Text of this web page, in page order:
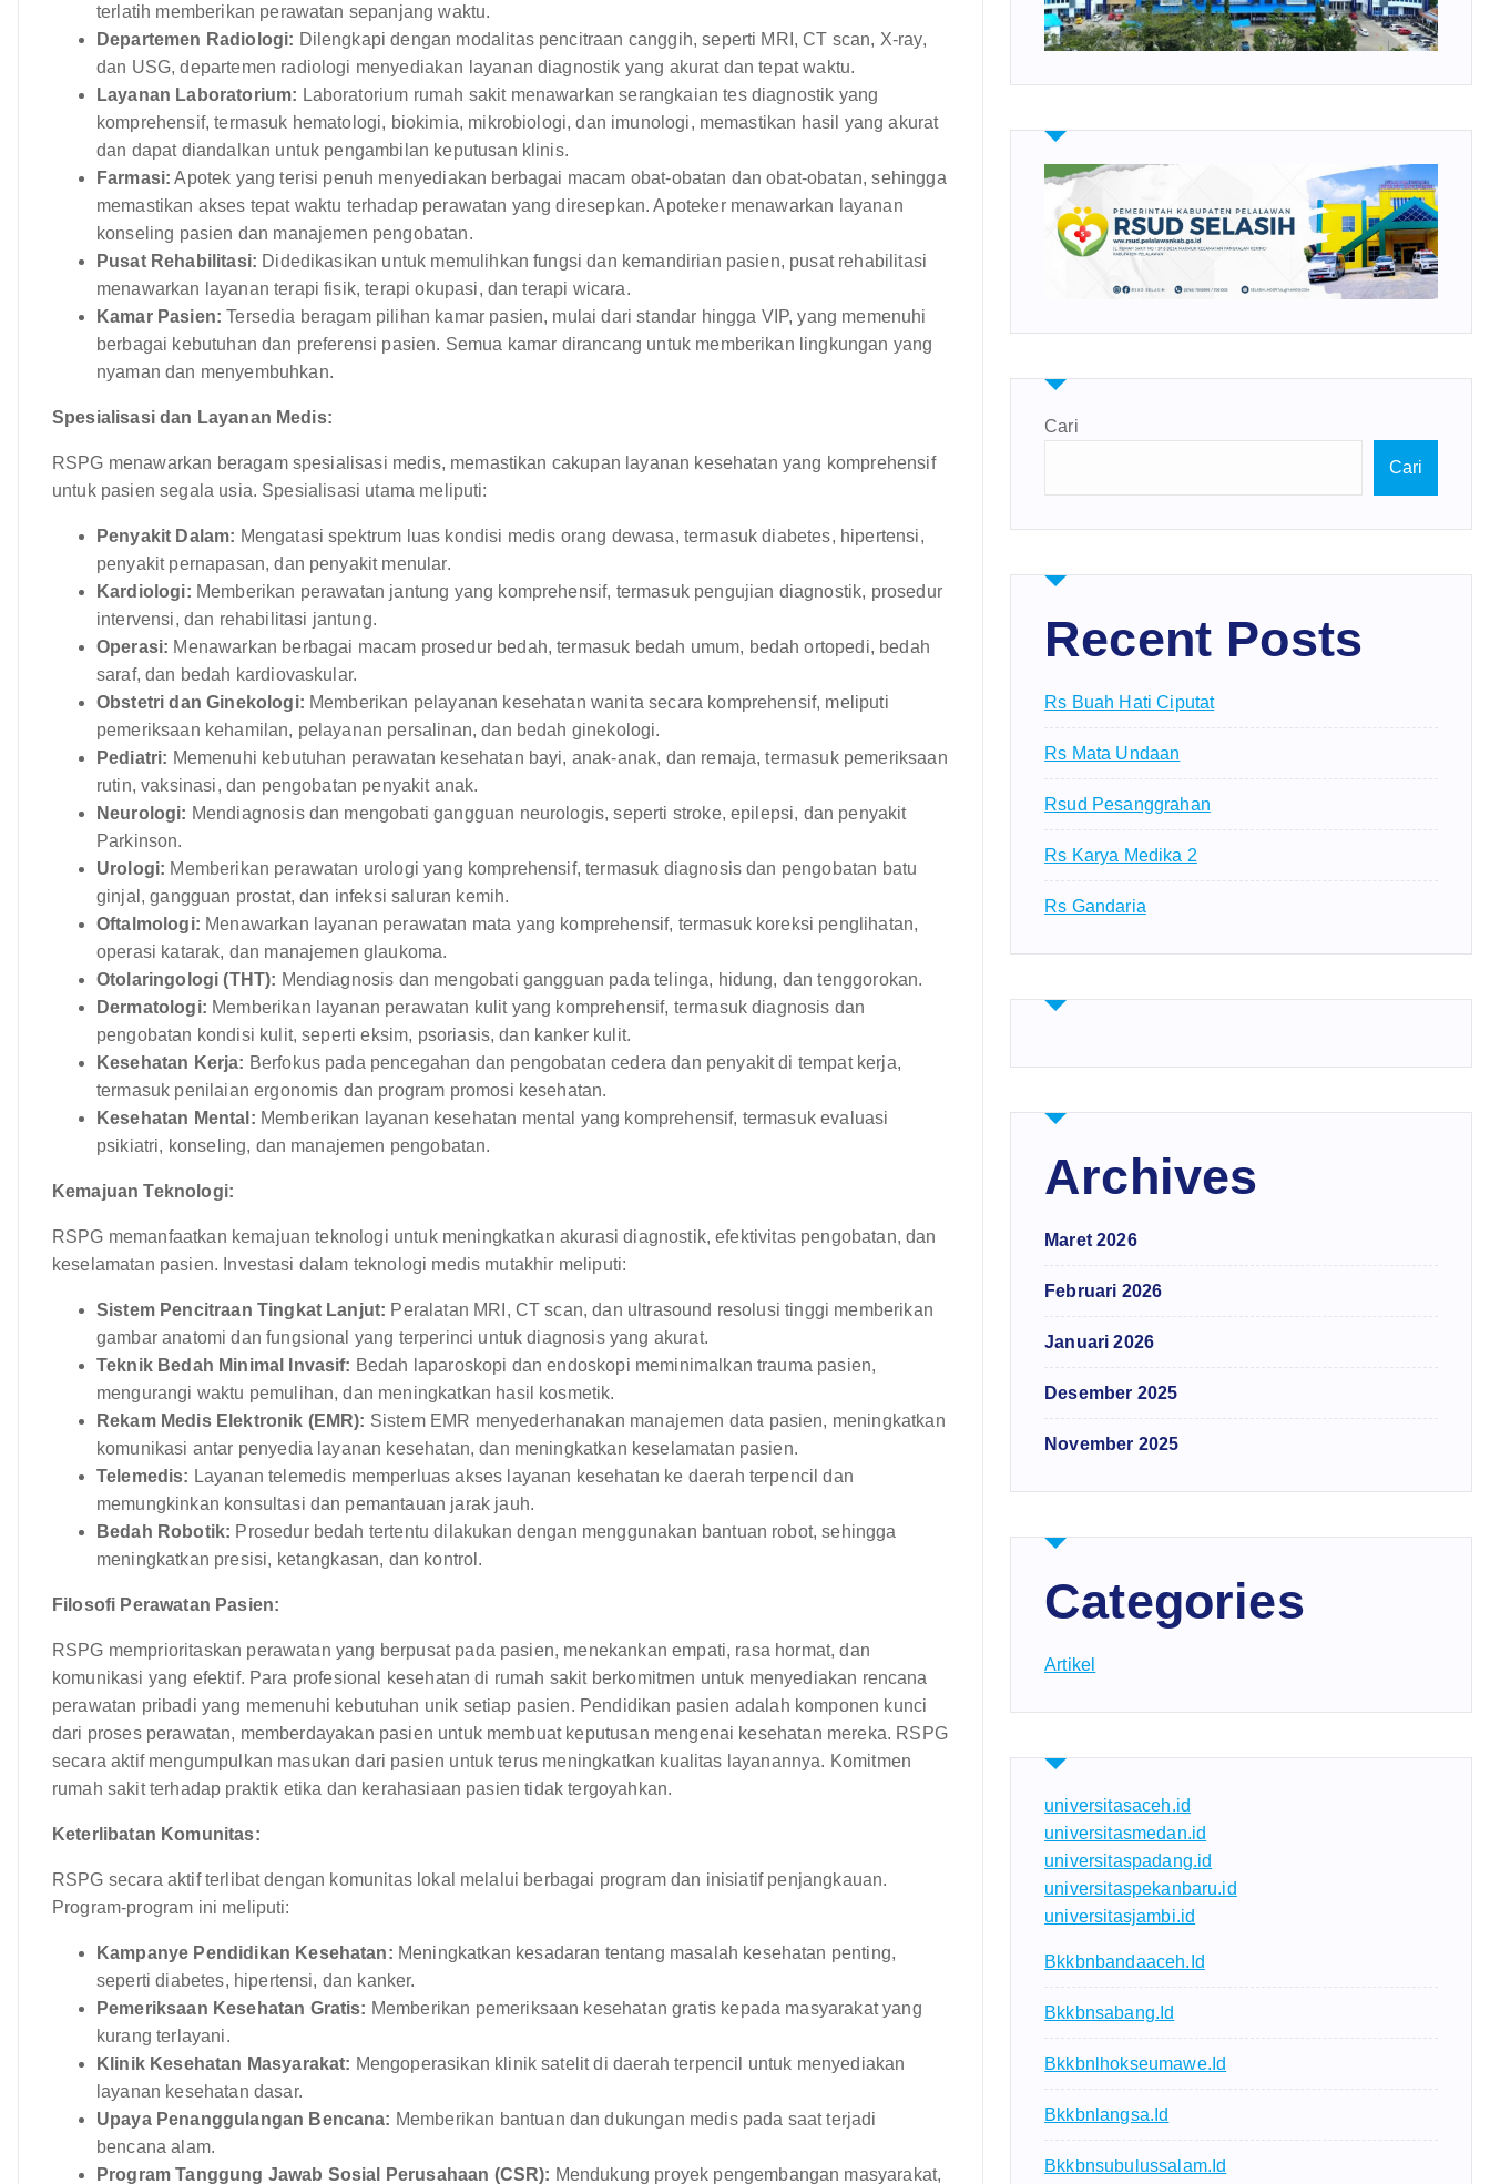
terlatih memberikan perawatan sepanjang waktu.
Departemen Radiologi: Dilengkapi dengan modalitas pencitraan canggih, seperti MRI, CT scan, X-ray,
dan USG, departemen radiologi menyediakan layanan diagnostik yang akurat dan tepat waktu.
Layanan Laboratorium: Laboratorium rumah sakit menawarkan serangkaian tes diagnostik yang
komprehensif, termasuk hematologi, biokimia, mikrobiologi, dan imunologi, memastikan hasil yang akurat
dan dapat diandalkan untuk pengambilan keputusan klinis.
Farmasi: Apotek yang terisi penuh menyediakan berbagai macam obat-obatan dan obat-obatan, sehingga
memastikan akses tepat waktu terhadap perawatan yang diresepkan. Apoteker menawarkan layanan
konseling pasien dan manajemen pengobatan.
Pusat Rehabilitasi: Didedikasikan untuk memulihkan fungsi dan kemandirian pasien, pusat rehabilitasi
menawarkan layanan terapi fisik, terapi okupasi, dan terapi wicara.
Kamar Pasien: Tersedia beragam pilihan kamar pasien, mulai dari standar hingga VIP, yang memenuhi
berbagai kebutuhan dan preferensi pasien. Semua kamar dirancang untuk memberikan lingkungan yang
nyaman dan menyembuhkan.
Spesialisasi dan Layanan Medis:
RSPG menawarkan beragam spesialisasi medis, memastikan cakupan layanan kesehatan yang komprehensif
untuk pasien segala usia. Spesialisasi utama meliputi:
Penyakit Dalam: Mengatasi spektrum luas kondisi medis orang dewasa, termasuk diabetes, hipertensi,
penyakit pernapasan, dan penyakit menular.
Kardiologi: Memberikan perawatan jantung yang komprehensif, termasuk pengujian diagnostik, prosedur
intervensi, dan rehabilitasi jantung.
Operasi: Menawarkan berbagai macam prosedur bedah, termasuk bedah umum, bedah ortopedi, bedah
saraf, dan bedah kardiovaskular.
Obstetri dan Ginekologi: Memberikan pelayanan kesehatan wanita secara komprehensif, meliputi
pemeriksaan kehamilan, pelayanan persalinan, dan bedah ginekologi.
Pediatri: Memenuhi kebutuhan perawatan kesehatan bayi, anak-anak, dan remaja, termasuk pemeriksaan
rutin, vaksinasi, dan pengobatan penyakit anak.
Neurologi: Mendiagnosis dan mengobati gangguan neurologis, seperti stroke, epilepsi, dan penyakit
Parkinson.
Urologi: Memberikan perawatan urologi yang komprehensif, termasuk diagnosis dan pengobatan batu
ginjal, gangguan prostat, dan infeksi saluran kemih.
Oftalmologi: Menawarkan layanan perawatan mata yang komprehensif, termasuk koreksi penglihatan,
operasi katarak, dan manajemen glaukoma.
Otolaringologi (THT): Mendiagnosis dan mengobati gangguan pada telinga, hidung, dan tenggorokan.
Dermatologi: Memberikan layanan perawatan kulit yang komprehensif, termasuk diagnosis dan
pengobatan kondisi kulit, seperti eksim, psoriasis, dan kanker kulit.
Kesehatan Kerja: Berfokus pada pencegahan dan pengobatan cedera dan penyakit di tempat kerja,
termasuk penilaian ergonomis dan program promosi kesehatan.
Kesehatan Mental: Memberikan layanan kesehatan mental yang komprehensif, termasuk evaluasi
psikiatri, konseling, dan manajemen pengobatan.
Kemajuan Teknologi:
RSPG memanfaatkan kemajuan teknologi untuk meningkatkan akurasi diagnostik, efektivitas pengobatan, dan
keselamatan pasien. Investasi dalam teknologi medis mutakhir meliputi:
Sistem Pencitraan Tingkat Lanjut: Peralatan MRI, CT scan, dan ultrasound resolusi tinggi memberikan
gambar anatomi dan fungsional yang terperinci untuk diagnosis yang akurat.
Teknik Bedah Minimal Invasif: Bedah laparoskopi dan endoskopi meminimalkan trauma pasien,
mengurangi waktu pemulihan, dan meningkatkan hasil kosmetik.
Rekam Medis Elektronik (EMR): Sistem EMR menyederhanakan manajemen data pasien, meningkatkan
komunikasi antar penyedia layanan kesehatan, dan meningkatkan keselamatan pasien.
Telemedis: Layanan telemedis memperluas akses layanan kesehatan ke daerah terpencil dan
memungkinkan konsultasi dan pemantauan jarak jauh.
Bedah Robotik: Prosedur bedah tertentu dilakukan dengan menggunakan bantuan robot, sehingga
meningkatkan presisi, ketangkasan, dan kontrol.
Filosofi Perawatan Pasien:
RSPG memprioritaskan perawatan yang berpusat pada pasien, menekankan empati, rasa hormat, dan
komunikasi yang efektif. Para profesional kesehatan di rumah sakit berkomitmen untuk menyediakan rencana
perawatan pribadi yang memenuhi kebutuhan unik setiap pasien. Pendidikan pasien adalah komponen kunci
dari proses perawatan, memberdayakan pasien untuk membuat keputusan mengenai kesehatan mereka. RSPG
secara aktif mengumpulkan masukan dari pasien untuk terus meningkatkan kualitas layanannya. Komitmen
rumah sakit terhadap praktik etika dan kerahasiaan pasien tidak tergoyahkan.
Keterlibatan Komunitas:
RSPG secara aktif terlibat dengan komunitas lokal melalui berbagai program dan inisiatif penjangkauan.
Program-program ini meliputi:
Kampanye Pendidikan Kesehatan: Meningkatkan kesadaran tentang masalah kesehatan penting,
seperti diabetes, hipertensi, dan kanker.
Pemeriksaan Kesehatan Gratis: Memberikan pemeriksaan kesehatan gratis kepada masyarakat yang
kurang terlayani.
Klinik Kesehatan Masyarakat: Mengoperasikan klinik satelit di daerah terpencil untuk menyediakan
layanan kesehatan dasar.
Upaya Penanggulangan Bencana: Memberikan bantuan dan dukungan medis pada saat terjadi
bencana alam.
Program Tanggung Jawab Sosial Perusahaan (CSR): Mendukung proyek pengembangan masyarakat,
Cari
Cari
Recent Posts
Rs Buah Hati Ciputat
Rs Mata Undaan
Rsud Pesanggrahan
Rs Karya Medika 2
Rs Gandaria
Archives
Maret 2026
Februari 2026
Januari 2026
Desember 2025
November 2025
Categories
Artikel
universitasaceh.id
universitasmedan.id
universitaspadang.id
universitaspekanbaru.id
universitasjambi.id
Bkkbnbandaaceh.id
Bkkbnsabang.id
Bkkbnlhokseumawe.id
Bkkbnlangsa.id
Bkkbnsubulussalam.id